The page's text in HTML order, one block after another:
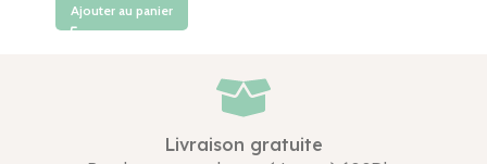
Ajouter au panier
Livraison gratuite